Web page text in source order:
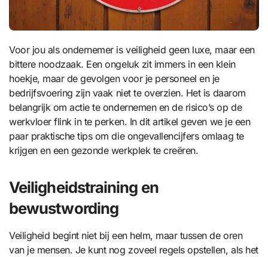
Voor jou als ondernemer is veiligheid geen luxe, maar een
bittere noodzaak. Een ongeluk zit immers in een klein
hoekje, maar de gevolgen voor je personeel en je
bedrijfsvoering zijn vaak niet te overzien. Het is daarom
belangrijk om actie te ondernemen en de risico’s op de
werkvloer flink in te perken. In dit artikel geven we je een
paar praktische tips om die ongevallencijfers omlaag te
krijgen en een gezonde werkplek te creëren.
Veiligheidstraining en
bewustwording
Veiligheid begint niet bij een helm, maar tussen de oren
van je mensen. Je kunt nog zoveel regels opstellen, als het